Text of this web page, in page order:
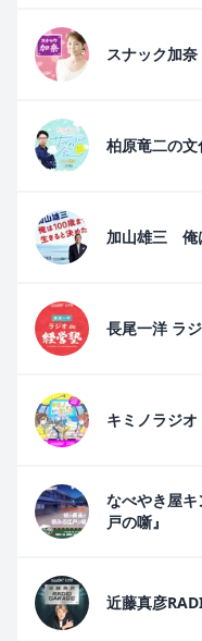
スナック加奈
柏原竜二の
加山雄三 俺
長尾一洋 ラ
キミノラジ
なべやき屋
戸の噺』
近藤真彦